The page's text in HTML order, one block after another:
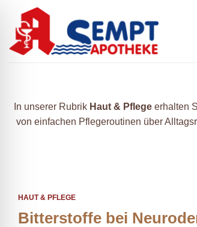
In unserer Rubrik Haut & Pflege erhalten
von einfachen Pflegeroutinen über
HAUT & PFLEGE
Bitterstoffe bei